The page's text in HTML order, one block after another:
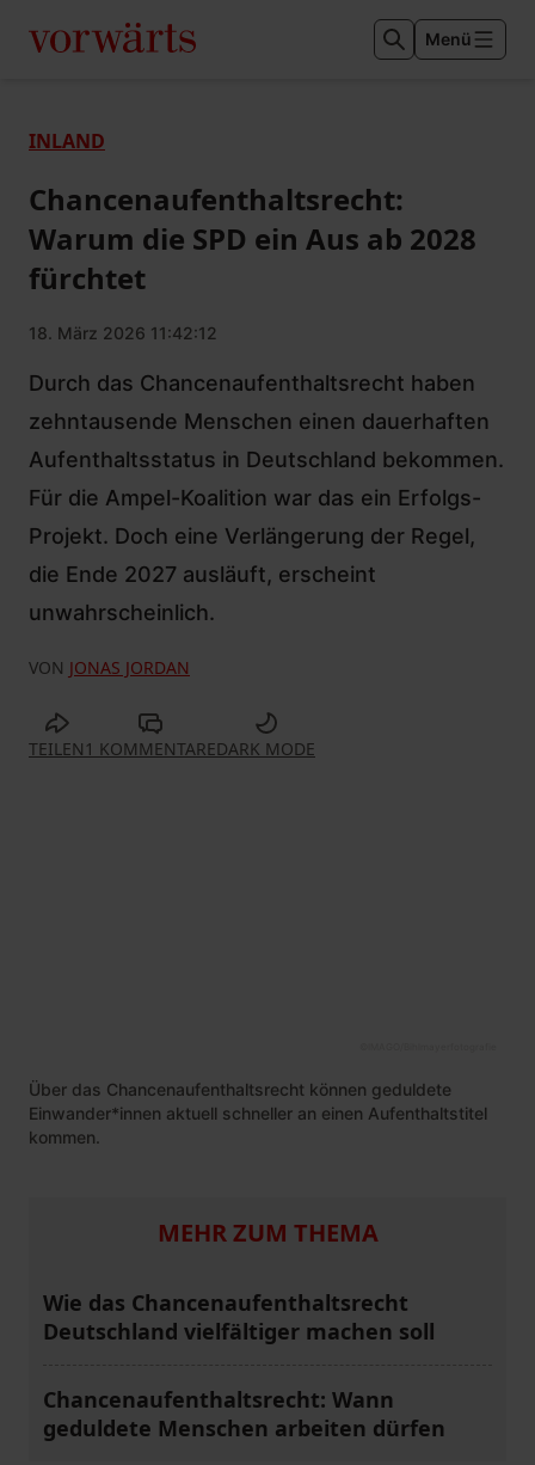
Menü
INLAND
Chancenaufenthaltsrecht:
Warum die SPD ein Aus ab 2028
fürchtet
18. März 2026 11:42:12
Durch das Chancenaufenthaltsrecht haben
zehntausende Menschen einen dauerhaften
Aufenthaltsstatus in Deutschland bekommen.
Für die Ampel-Koalition war das ein Erfolgs-
Projekt. Doch eine Verlängerung der Regel,
die Ende 2027 ausläuft, erscheint
unwahrscheinlich.
VON JONAS JORDAN
TEILEN 1 KOMMENTAREDARK MODE
Über das Chancenaufenthaltsrecht können geduldete
Einwander*innen aktuell schneller an einen Aufenthaltstitel
kommen.
MEHR ZUM THEMA
Wie das Chancenaufenthaltsrecht
Deutschland vielfältiger machen soll
Chancenaufenthaltsrecht: Wann
geduldete Menschen arbeiten dürfen